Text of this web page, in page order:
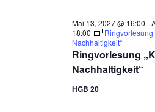
Ringvorlesung
Nachhaltigkeit“
Mai 13, 2027 @ 16:00 -
18:00
Ringvorlesung
Nachhaltigkeit“
HGB 20